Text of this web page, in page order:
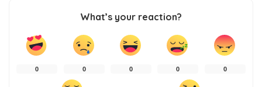
What’s your reaction?
0 0 0 0 0